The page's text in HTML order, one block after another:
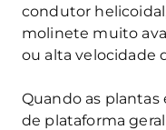
condutor
molinete muito
ou alta velocidade
Quando as plantas
de plataforma